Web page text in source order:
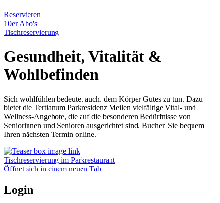
Reservieren
10er Abo's
Tischreservierung
Gesundheit, Vitalität &
Wohlbefinden
Sich wohlfühlen bedeutet auch, dem Körper Gutes zu tun. Dazu
bietet die Tertianum Parkresidenz Meilen vielfältige Vital- und
Wellness-Angebote, die auf die besonderen Bedürfnisse von
Seniorinnen und Senioren ausgerichtet sind. Buchen Sie bequem
Ihren nächsten Termin online.
Tischreservierung im Parkrestaurant
Öffnet sich in einem neuen Tab
Login